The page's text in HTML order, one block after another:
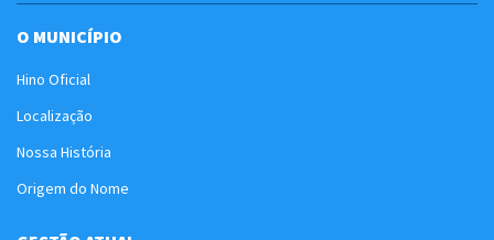
O MUNICÍPIO
Hino Oficial
Localização
Nossa História
Origem do Nome